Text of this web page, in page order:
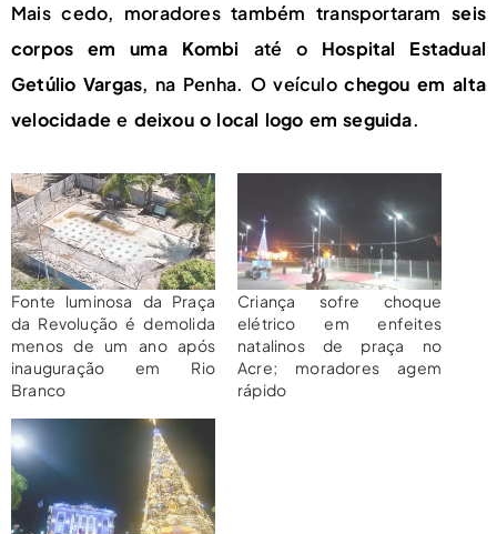
Mais cedo, moradores também transportaramseis
corpos em uma Kombi até o Hospital Estadual
Getúlio Vargas, na Penha. O veículochegou em alta
velocidade e deixou o local logo em seguida.
Fonte luminosa da Praça
da Revolução é demolida
menos de um ano após
inauguração em Rio
Branco
Criança sofre choque
elétrico em enfeites
natalinos de praça no
Acre; moradores agem
rápido